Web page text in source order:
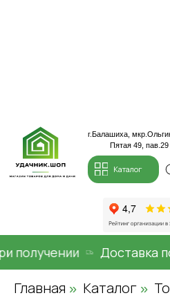
Доставка по
Главная » Каталог »